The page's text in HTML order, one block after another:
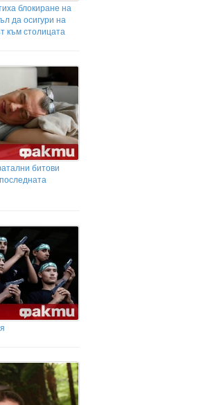
блокиране на
да осигури на
към столицата
битови